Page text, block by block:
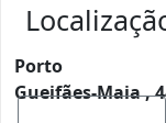
Porto
Gueifães-Maia ,